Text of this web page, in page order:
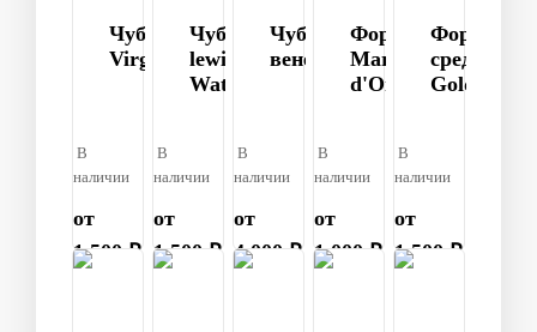
Чубушник
Virginal
В
наличии
от
1 500 ₽
Чубушник
lewisii
Waterton
В
наличии
от
1 500 ₽
Чубушник
венечный
В
наличии
от
4 000 ₽
Форзиция
Marée
d'Or®
В
наличии
от
1 000 ₽
Форзиция
средняя
В
наличии
от
1 500 ₽